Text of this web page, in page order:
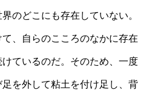
のどこにも存在していない。
、自らのこころのなかに存在
ているのだ。そのため、一度
を外して粘土を付け足し、背